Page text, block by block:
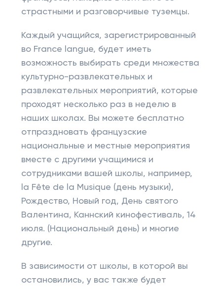
страстными и разговорчивые туземцы.
Каждый учащийся, зарегистрированный
во France langue, будет иметь
возможность выбирать среди множества
культурно-развлекательных и
развлекательных мероприятий, которые
проходят несколько раз в неделю в
наших школах. Вы можете бесплатно
отпраздновать французские
национальные и местные мероприятия
вместе с другими учащимися и
сотрудниками вашей школы, например,
la Fête de la Musique (день музыки),
Рождество, Новый год, День святого
Валентина, Каннский кинофестиваль, 14
июля. (Национальный день) и многие
другие.
В зависимости от школы, в которой вы
остановились, у вас также будет